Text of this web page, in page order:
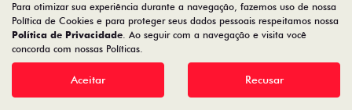
Saiba mais
Para otimizar sua experiência durante a navegação, fazemos uso de nossa
Política de Cookies e para proteger seus dados pessoais respeitamos nossa
Política de Privacidade. Ao seguir com a navegação e visita você
concorda com nossas Políticas.
Aceitar Recusar